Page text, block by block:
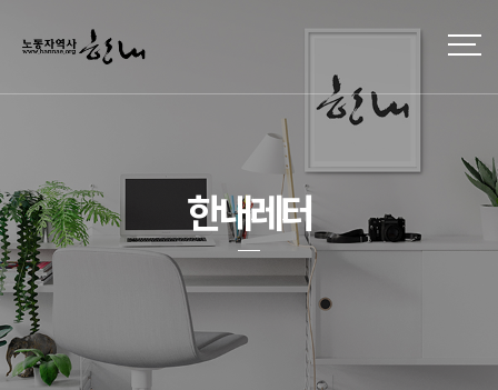
한내레터